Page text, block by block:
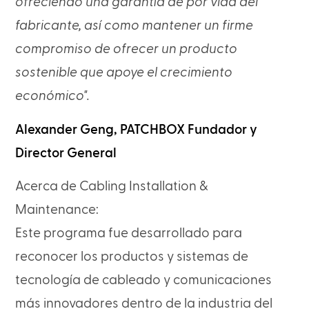
fabricante, así como mantener un firme
compromiso de ofrecer un producto
sostenible que apoye el crecimiento
económico".
Alexander Geng, PATCHBOX Fundador y
Director General
Acerca de Cabling Installation &
Maintenance:
Este programa fue desarrollado para
reconocer los productos y sistemas de
tecnología de cableado y comunicaciones
más innovadores dentro de la industria del